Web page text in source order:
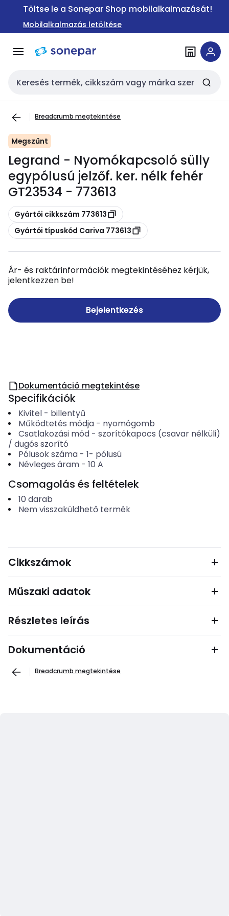
Ugrás a
Ugrás a
tartalomra
Töltse le a Sonepar Shop mobilalkalmazását!
Mobilalkalmazás letöltése
Keresési bemenet
Breadcrumb megtekintése
Megszűnt
Legrand - Nyomókapcsoló sülly
egypólusú jelzőf. ker. nélk fehér
GT23534 - 773613
Másolás
Gyártói cikkszám 773613
Másolás
Gyártói típuskód Cariva 773613
Ár- és raktárinformációk megtekintéséhez kérjük,
jelentkezzen be!
Bejelentkezés
Dokumentáció megtekintése
Specifikációk
Kivitel- billentyű
Működtetés módja- nyomógomb
Csatlakozási mód- szorítókapocs (csavar nélküli)
/ dugós szorító
Pólusok száma- 1- pólusú
Névleges áram- 10 A
Csomagolás és feltételek
10 darab
Nem visszaküldhető termék
Cikkszámok
Műszaki adatok
Részletes leírás
Dokumentáció
Breadcrumb megtekintése